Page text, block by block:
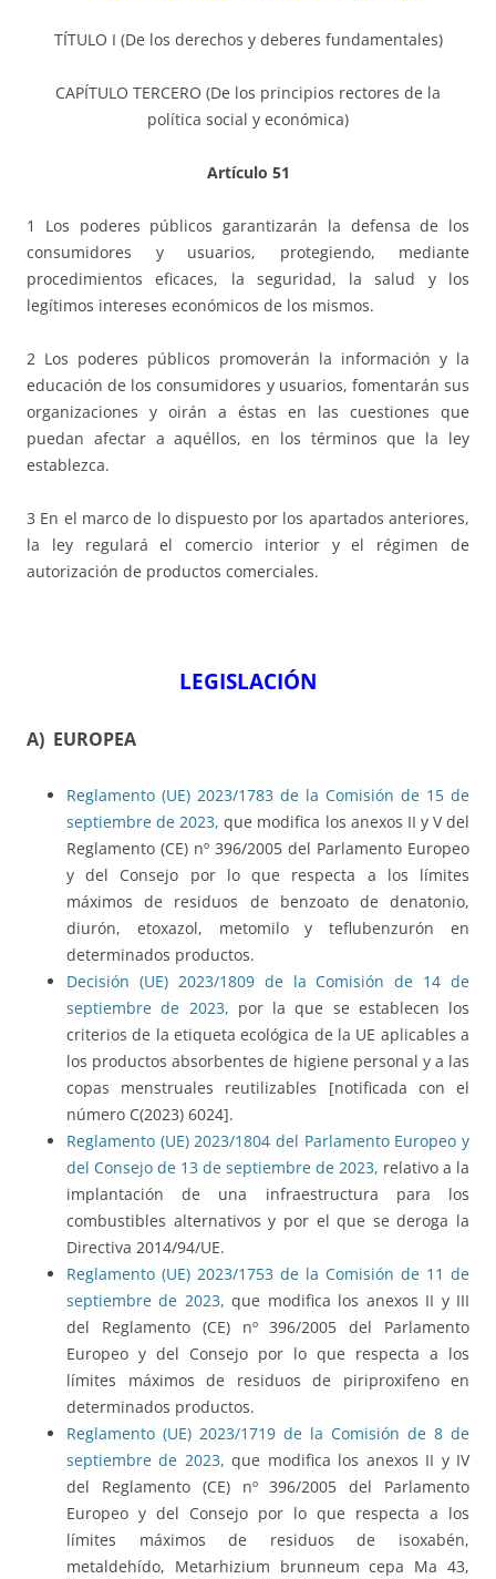
TÍTULO I (De los derechos y deberes fundamentales)
CAPÍTULO TERCERO (De los principios rectores de la
política social y económica)
Artículo 51
1 Los poderes públicos garantizarán la defensa de los
consumidores y usuarios, protegiendo, mediante
procedimientos eficaces, la seguridad, la salud y los
legítimos intereses económicos de los mismos.
2 Los poderes públicos promoverán la información y la
educación de los consumidores y usuarios, fomentarán sus
organizaciones y oirán a éstas en las cuestiones que
puedan afectar a aquéllos, en los términos que la ley
establezca.
3 En el marco de lo dispuesto por los apartados anteriores,
la ley regulará el comercio interior y el régimen de
autorización de productos comerciales.
LEGISLACIÓN
A) EUROPEA
Reglamento (UE) 2023/1783 de la Comisión de 15 de
septiembre de 2023, que modifica los anexos II y V del
Reglamento (CE) nº 396/2005 del Parlamento Europeo
y del Consejo por lo que respecta a los límites
máximos de residuos de benzoato de denatonio,
diurón, etoxazol, metomilo y teflubenzurón en
determinados productos.
Decisión (UE) 2023/1809 de la Comisión de 14 de
septiembre de 2023, por la que se establecen los
criterios de la etiqueta ecológica de la UE aplicables a
los productos absorbentes de higiene personal y a las
copas menstruales reutilizables [notificada con el
número C(2023) 6024].
Reglamento (UE) 2023/1804 del Parlamento Europeo y
del Consejo de 13 de septiembre de 2023, relativo a la
implantación de una infraestructura para los
combustibles alternativos y por el que se deroga la
Directiva 2014/94/UE.
Reglamento (UE) 2023/1753 de la Comisión de 11 de
septiembre de 2023, que modifica los anexos II y III
del Reglamento (CE) nº 396/2005 del Parlamento
Europeo y del Consejo por lo que respecta a los
límites máximos de residuos de piriproxifeno en
determinados productos.
Reglamento (UE) 2023/1719 de la Comisión de 8 de
septiembre de 2023, que modifica los anexos II y IV
del Reglamento (CE) nº 396/2005 del Parlamento
Europeo y del Consejo por lo que respecta a los
límites máximos de residuos de isoxabén,
metaldehído, Metarhizium brunneum cepa Ma 43,